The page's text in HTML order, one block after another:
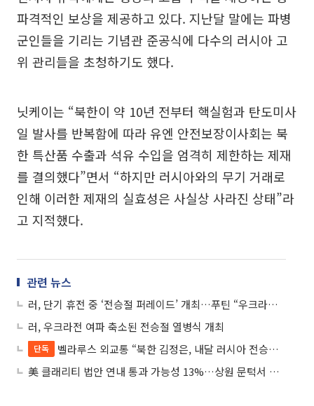
파격적인 보상을 제공하고 있다. 지난달 말에는 파병
군인들을 기리는 기념관 준공식에 다수의 러시아 고
위 관리들을 초청하기도 했다.
닛케이는 “북한이 약 10년 전부터 핵실험과 탄도미사
일 발사를 반복함에 따라 유엔 안전보장이사회는 북
한 특산품 수출과 석유 수입을 엄격히 제한하는 제재
를 결의했다”면서 “하지만 러시아와의 무기 거래로
인해 이러한 제재의 실효성은 사실상 사라진 상태”라
고 지적했다.
관련 뉴스
러, 단기 휴전 중 ‘전승절 퍼레이드’ 개최…푸틴 “우크라전서 승리하고 있다”
러, 우크라전 여파 축소된 전승절 열병식 개최
단독
벨라루스 외교통 “북한 김정은, 내달 러시아 전승절 참석 가능성”
美 클래리티 법안 연내 통과 가능성 13%…상원 문턱서 제동